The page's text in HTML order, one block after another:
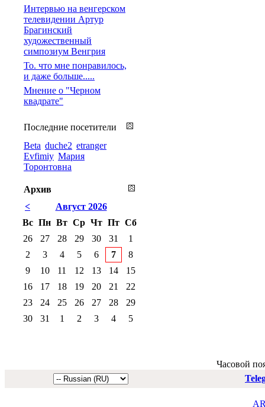
Интервью на венгерском
телевидении Артур
Брагинский
художественный
симпозиум Венгрия
То. что мне понравилось,
и даже больше.....
Мнение о "Черном
квадрате"
Последние посетители
Beta duche2 etranger
Evfimiy Мария
Торонтовна
Архив
<
Август 2026
Вс Пн Вт Ср Чт Пт Сб
26
27 28 29 30 31
1
2
3 4 5 6 7
8
9
10 11 12 13 14
15
16
17 18 19 20 21
22
23
24 25 26 27 28
29
30
31 1 2 3 4 5
Часовой